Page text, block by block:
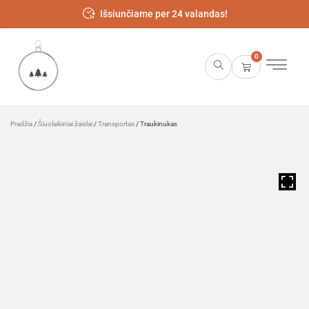
Išsiunčiame per 24 valandas!
0
Pradžia /Šiuolaikiniai žaislai /Transportas / Traukinukas